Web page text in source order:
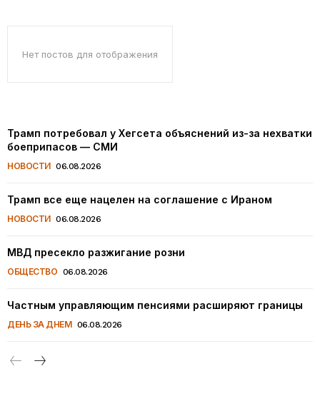
Нет постов для отображения
Трамп потребовал у Хегсета объяснений из-за нехватки
боеприпасов — СМИ
НОВОСТИ 06.08.2026
Трамп все еще нацелен на соглашение с Ираном
НОВОСТИ 06.08.2026
МВД пресекло разжигание розни
ОБЩЕСТВО 06.08.2026
Частным управляющим пенсиями расширяют границы
ДЕНЬ ЗА ДНЕМ 06.08.2026